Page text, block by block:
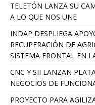
TELETÓN LANZA SU
A LO QUE NOS UNE
INDAP DESPLIEGA
RECUPERACIÓN DE
SISTEMA FRONTAL EN
CNC Y SII LANZAN
NEGOCIOS DE
PROYECTO PARA